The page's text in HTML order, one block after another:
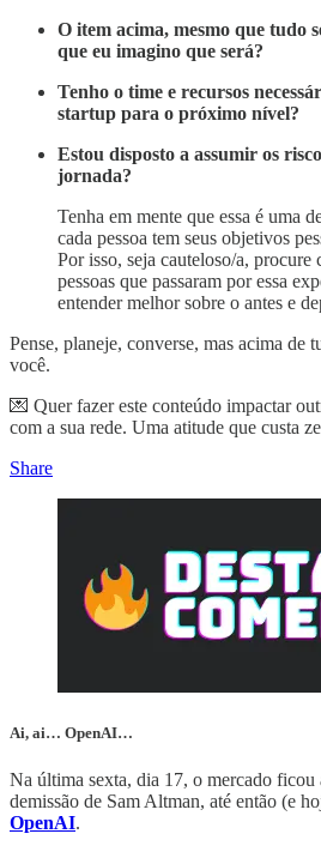
O item acima, mesmo que tudo
que eu imagino que será?
Tenho o time e recursos
startup para o próximo nível?
Estou disposto a assumir os
jornada?
Tenha em mente que essa é uma
cada pessoa tem seus objetivos
Por isso, seja cauteloso/a, procure
pessoas que passaram por essa
entender melhor sobre o antes e
Pense, planeje, converse, mas acima de
você.
💌 Quer fazer este conteúdo impactar
com a sua rede. Uma atitude que custa
Share
Ai, ai… OpenAI…
Na última sexta, dia 17, o mercado ficou
demissão de Sam Altman, até então (e
OpenAI.